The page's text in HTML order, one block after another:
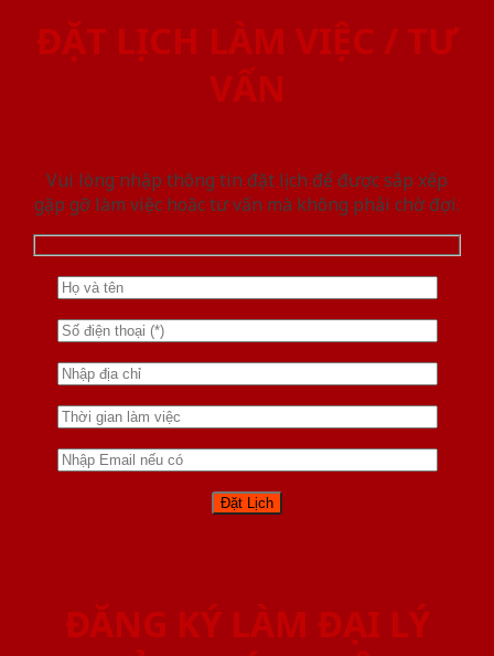
ĐẶT LỊCH LÀM VIỆC / TƯ
VẤN
Vui lòng nhập thông tin đặt lịch để được sắp xếp
gặp gỡ làm việc hoăc tư vấn mà không phải chờ đợi.
ĐĂNG KÝ LÀM ĐẠI LÝ